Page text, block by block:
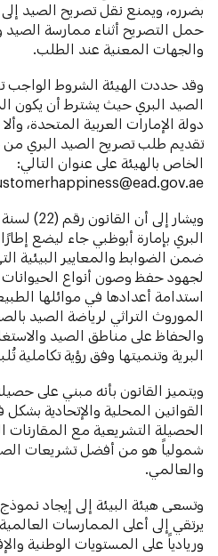
بضرره، ويمنع نقل تصريح الصيد
حمل التصريح أثناء ممارسة الصيد
والجهات المعنية عند الطلب.
وقد حددت الهيئة الشروط الواجب
الصيد البري حيث يشترط أن يكون
تقديم طلب تصريح الصيد البري من
الخاص بالهيئة على عنوان التالي:
البري بإمارة أبوظبي جاء ليضع
ضمن الضوابط والمعايير البيئية
لجهود حفظ وصون أنواع الحيوانات
استدامة أعدادها في موائلها
الموروث التراثي لرياضة الصيد
والحفاظ على مناطق الصيد
البرية وتنميتها وفق رؤية تكاملية
ويتميز القانون بأنه مبني على
القوانين المحلية والإتحادية
الحصيلة التشريعية مع المقارنات
شمولياً هو من أفضل تشريعات
والعالمي.
وتسعى هيئة البيئة إلى إيجاد
يرتقي إلى أعلى الممارسات
وريادياً على المستويات الوطنية